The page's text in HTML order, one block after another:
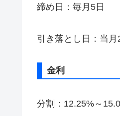
締め日：毎月5日
引き落とし日：当月
金利
分割：12.25%～